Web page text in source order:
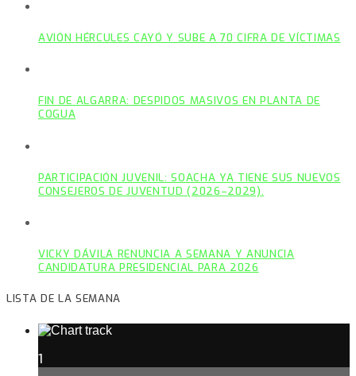
AVIÓN HÉRCULES CAYÓ Y SUBE A 70 CIFRA DE VÍCTIMAS
FIN DE ALGARRA: DESPIDOS MASIVOS EN PLANTA DE
COGUA
PARTICIPACIÓN JUVENIL: SOACHA YA TIENE SUS NUEVOS
CONSEJEROS DE JUVENTUD (2026–2029).
VICKY DÁVILA RENUNCIA A SEMANA Y ANUNCIA
CANDIDATURA PRESIDENCIAL PARA 2026
LISTA DE LA SEMANA
1